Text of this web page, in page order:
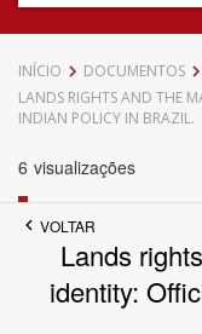
Data do Documento
INÍCIO
DOCUMENTOS
LANDS RIGHTS AND THE
INDIAN POLICY IN BRAZIL.
6 visualizações
VOLTAR
Lands
identity: